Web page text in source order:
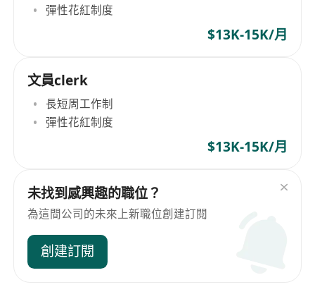
彈性花紅制度
$13K-15K/月
文員clerk
長短周工作制
彈性花紅制度
$13K-15K/月
未找到感興趣的職位？
為這間公司的未來上新職位創建訂閱
創建訂閱